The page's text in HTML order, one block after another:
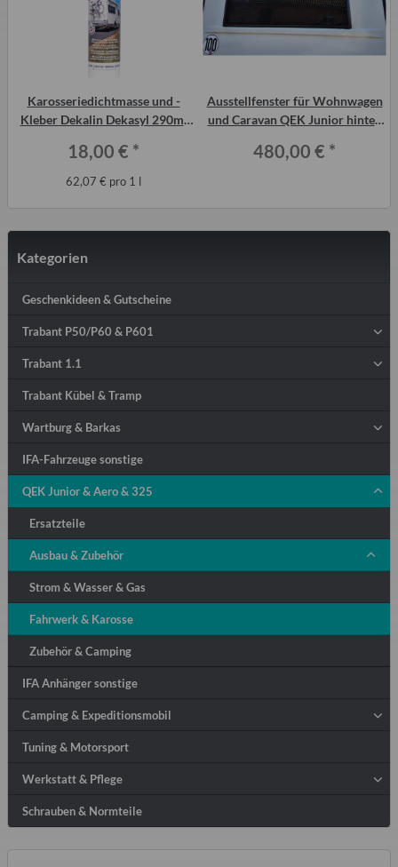
Karosseriedichtmasse und -
Kleber Dekalin Dekasyl 290ml
18,00 € *
62,07 € pro 1 l
Ausstellfenster für Wohnwagen
und Caravan QEK Junior hinten
480,00 € *
Kategorien
Geschenkideen & Gutscheine
Trabant P50/P60 & P601
Trabant 1.1
Trabant Kübel & Tramp
Wartburg & Barkas
IFA-Fahrzeuge sonstige
QEK Junior & Aero & 325
Ersatzteile
Ausbau & Zubehör
Strom & Wasser & Gas
Fahrwerk & Karosse
Zubehör & Camping
IFA Anhänger sonstige
Camping & Expeditionsmobil
Tuning & Motorsport
Werkstatt & Pflege
Schrauben & Normteile